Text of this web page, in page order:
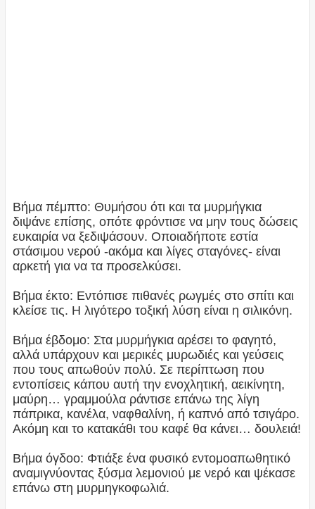
Βήμα πέμπτο: Θυμήσου ότι και τα μυρμήγκια
διψάνε επίσης, οπότε φρόντισε να μην τους δώσεις
ευκαιρία να ξεδιψάσουν. Οποιαδήποτε εστία
στάσιμου νερού -ακόμα και λίγες σταγόνες- είναι
αρκετή για να τα προσελκύσει.
Βήμα έκτο: Εντόπισε πιθανές ρωγμές στο σπίτι και
κλείσε τις. Η λιγότερο τοξική λύση είναι η σιλικόνη.
Βήμα έβδομο: Στα μυρμήγκια αρέσει το φαγητό,
αλλά υπάρχουν και μερικές μυρωδιές και γεύσεις
που τους απωθούν πολύ. Σε περίπτωση που
εντοπίσεις κάπου αυτή την ενοχλητική, αεικίνητη,
μαύρη… γραμμούλα ράντισε επάνω της λίγη
πάπρικα, κανέλα, ναφθαλίνη, ή καπνό από τσιγάρο.
Ακόμη και το κατακάθι του καφέ θα κάνει… δουλειά!
Βήμα όγδοο: Φτιάξε ένα φυσικό εντομοαπωθητικό
αναμιγνύοντας ξύσμα λεμονιού με νερό και ψέκασε
επάνω στη μυρμηγκοφωλιά.